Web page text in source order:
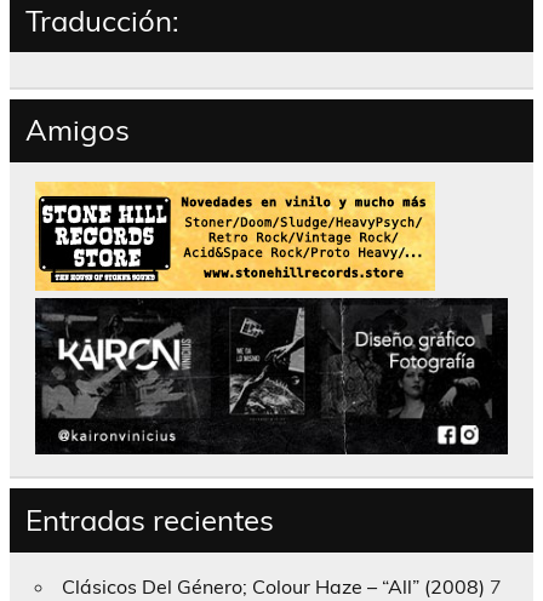
Traducción:
Amigos
Entradas recientes
Clásicos Del Género; Colour Haze – “All” (2008) 7